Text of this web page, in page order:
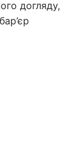
догляду,